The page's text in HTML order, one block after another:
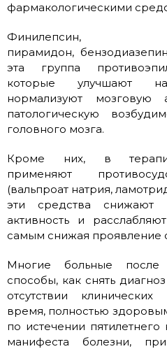
фармакологическими
Финилепсин,
пирамидон,
эта группа
которые улучшают
нормализуют мозговую
патологическую
головного мозга.
Кроме них, в
применяют
(вальпроат натрия,
эти средства снижают
активность и
самым снижая проявление
Многие больные
способы, как снять
отсутствии
время, полностью
по истечении
манифеста болезни,